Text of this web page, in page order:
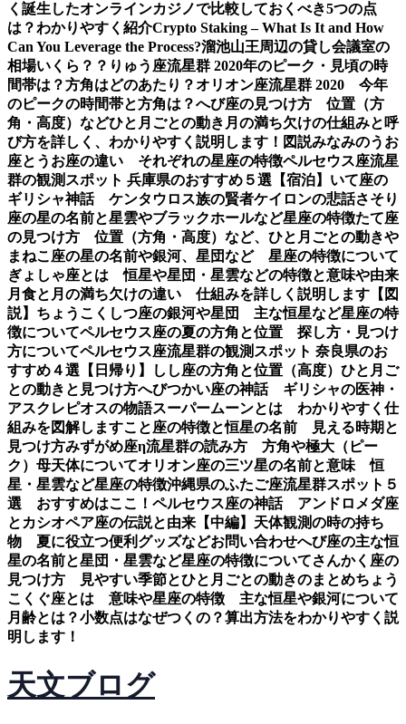
く誕生したオンラインカジノで比較しておくべき5つの点
は？わかりやすく紹介Crypto Staking – What Is It and How
Can You Leverage the Process?溜池山王周辺の貸し会議室の
相場いくら？？ りゅう座流星群 2020年のピーク・見頃の時
間帯は？方角はどのあたり？オリオン座流星群 2020 今年
のピークの時間帯と方角は？へび座の見つけ方 位置（方
角・高度）などひと月ごとの動き 月の満ち欠けの仕組みと呼
び方を詳しく、わかりやすく説明します！図説みなみのうお
座とうお座の違い それぞれの星座の特徴ペルセウス座流星
群の観測スポット 兵庫県のおすすめ５選【宿泊】 いて座の
ギリシャ神話 ケンタウロス族の賢者ケイロンの悲話さそり
座の星の名前と星雲やブラックホールなど星座の特徴たて座
の見つけ方 位置（方角・高度）など、ひと月ごとの動きや
まねこ座の星の名前や銀河、星団など 星座の特徴について
ぎょしゃ座とは 恒星や星団・星雲などの特徴と意味や由来
月食と月の満ち欠けの違い 仕組みを詳しく説明します【図
説】 ちょうこくしつ座の銀河や星団 主な恒星など星座の特
徴についてペルセウス座の夏の方角と位置 探し方・見つけ
方についてペルセウス座流星群の観測スポット 奈良県のお
すすめ４選【日帰り】
しし座の方角と位置（高度）ひと月ご
との動きと見つけ方へびつかい座の神話 ギリシャの医神・
アスクレピオスの物語スーパームーンとは わかりやすく仕
組みを図解しますこと座の特徴と恒星の名前 見える時期と
見つけ方みずがめ座η流星群の読み方 方角や極大（ピー
ク）母天体についてオリオン座の三ツ星の名前と意味 恒
星・星雲など星座の特徴沖縄県のふたご座流星群スポット５
選 おすすめはここ！ ペルセウス座の神話 アンドロメダ座
とカシオペア座の伝説と由来【中編】 天体観測の時の持ち
物 夏に役立つ便利グッズなどお問い合わせへび座の主な恒
星の名前と星団・星雲など星座の特徴についてさんかく座の
見つけ方 見やすい季節とひと月ごとの動きのまとめちょう
こくぐ座とは 意味や星座の特徴 主な恒星や銀河について
月齢とは？小数点はなぜつくの？算出方法をわかりやすく説
明します！
天文ブログ